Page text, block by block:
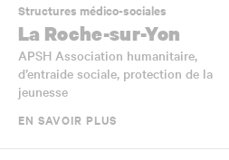
Structures médico-sociales
La Roche-sur-Yon
APSH Association humanitaire,
d’entraide sociale, protection de la
jeunesse
EN SAVOIR PLUS